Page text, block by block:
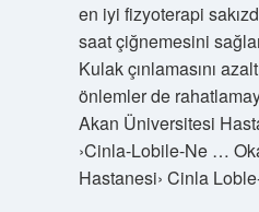
en iyi fizyoterapi
saat çiğnemesini
Kulak çınlamasını
önlemler de
Akan Üniversitesi
›Cinla-Lobile-Ne …
Hastanesi› Cinla